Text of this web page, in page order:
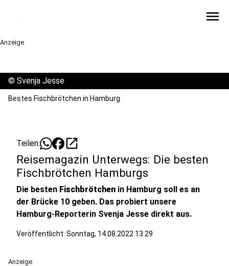
menu
Anzeige
© Svenja Jesse
Bestes Fischbrötchen in Hamburg
Teilen: open_in_new
Reisemagazin Unterwegs: Die besten
Fischbrötchen Hamburgs
Die besten Fischbrötchen in Hamburg soll es an
der Brücke 10 geben. Das probiert unsere
Hamburg-Reporterin Svenja Jesse direkt aus.
Veröffentlicht: Sonntag, 14.08.2022 13:29
Anzeige